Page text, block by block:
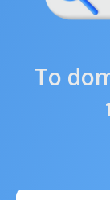
Το